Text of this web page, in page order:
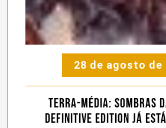
28 de agosto de
Terra-média: Sombras
Definitive Edition já